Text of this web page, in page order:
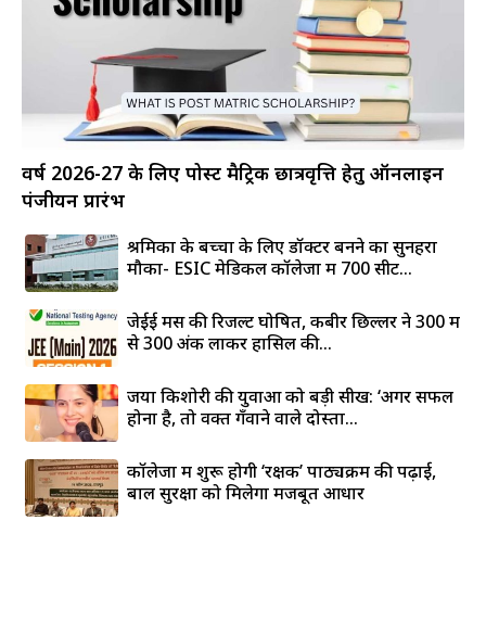
वर्ष 2026-27 के लिए पोस्ट मैट्रिक छात्रवृत्ति हेतु ऑनलाइन
पंजीयन प्रारंभ
श्रमिकों के बच्चों के लिए डॉक्टर बनने का सुनहरा
मौका- ESIC मेडिकल कॉलेजों में 700 सीटें...
जेईई मेंस की रिजल्ट घोषित, कबीर छिल्लर ने 300 में
से 300 अंक लाकर हासिल की...
जया किशोरी की युवाओं को बड़ी सीख: ‘अगर सफल
होना है, तो वक्त गँवाने वाले दोस्तों...
कॉलेजों में शुरू होगी ‘रक्षक’ पाठ्यक्रम की पढ़ाई,
बाल सुरक्षा को मिलेगा मजबूत आधार